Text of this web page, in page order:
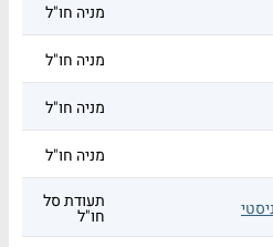
מניה חו"ל
מניה חו"ל
מניה חו"ל
מניה חו"ל
תעודת סל
חו"ל